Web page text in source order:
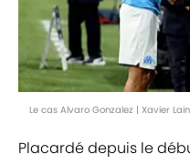
Le cas Alvaro Gonzalez | Xavier
Placardé depuis le